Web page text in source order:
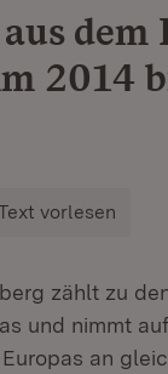
2014
vorlesen
zählt zu
und nimmt
an